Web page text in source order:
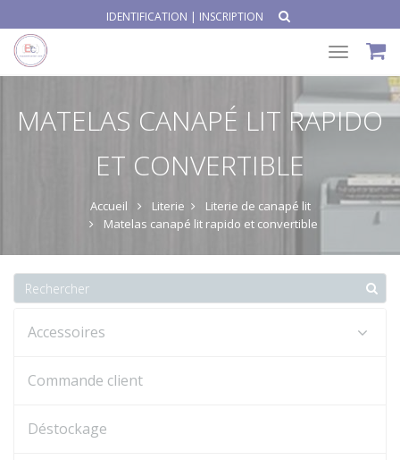
IDENTIFICATION | INSCRIPTION
Toggle
MATELAS CANAPÉ LIT RAPIDO
ET CONVERTIBLE
Accueil Literie
Literie de canapé lit
Matelas canapé lit rapido et convertible
Accessoires
Commande client
Déstockage